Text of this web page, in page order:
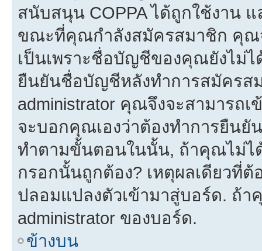
สนับสนุน COPPA ได้ถูกใช้งาน
ขณะที่คุณกำลังสมัครสมาชิก คุณ
เป็นเพราะชื่อบัญชีของคุณยังไม่
ยืนยันชื่อบัญชีหลังทำการสมัครส
administrator คุณจึงจะสามารถ
จะบอกคุณเองว่าต้องทำการยืน
ทำตามขั้นตอนในนั้น, ถ้าคุณไม่ไ
กรอกนั้นถูกต้อง? เหตุผลเดียวที่
ปลอมแปลงตัวเข้ามาสู่บอร์ด. ถ้
administrator ของบอร์ด.
ข้างบน